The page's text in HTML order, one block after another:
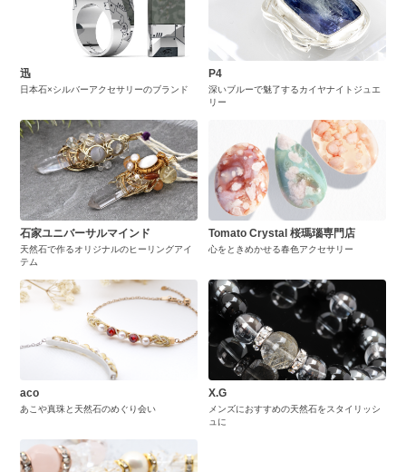
迅
日本石×シルバーアクセサリーのブランド
P4
深いブルーで魅了するカイヤナイトジュエ
リー
石家ユニバーサルマインド
天然石で作るオリジナルのヒーリングアイ
テム
Tomato Crystal 桜瑪瑙専門店
心をときめかせる春色アクセサリー
aco
あこや真珠と天然石のめぐり会い
X.G
メンズにおすすめの天然石をスタイリッシ
ュに